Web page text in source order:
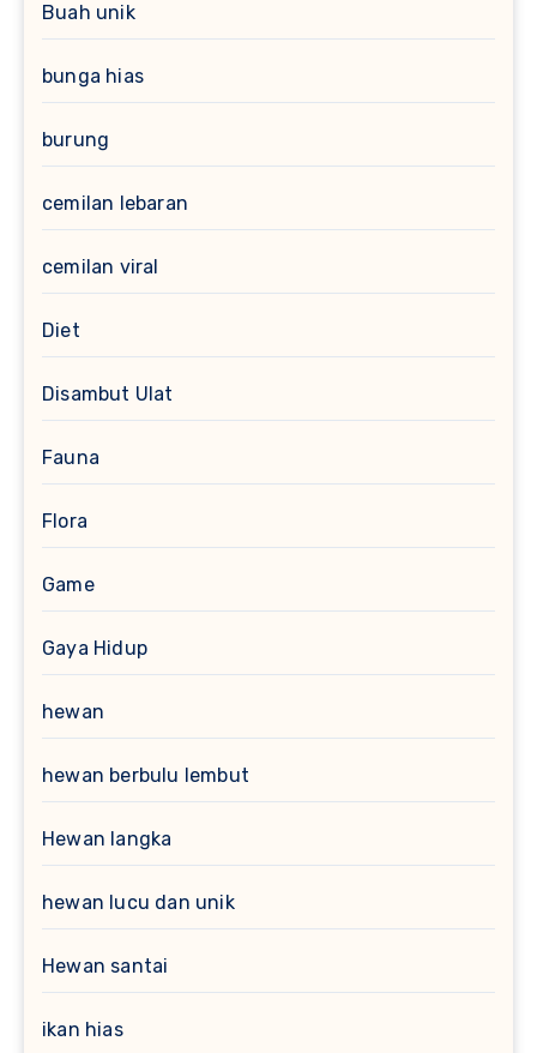
Buah unik
bunga hias
burung
cemilan lebaran
cemilan viral
Diet
Disambut Ulat
Fauna
Flora
Game
Gaya Hidup
hewan
hewan berbulu lembut
Hewan langka
hewan lucu dan unik
Hewan santai
ikan hias